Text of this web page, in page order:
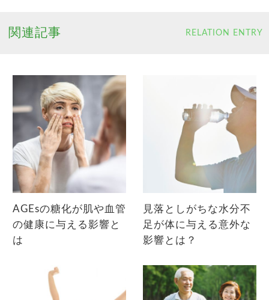
関連記事 RELATION ENTRY
AGEsの糖化が肌や血管
の健康に与える影響と
は
見落としがちな水分不
足が体に与える意外な
影響とは？